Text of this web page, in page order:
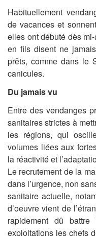
Habituellement
de vacances et
elles ont débuté dès
en fils disent ne
prêts, comme dans le
canicules.
Du jamais vu
Entre des vendanges
sanitaires strictes à
les régions, qui
volumes liées aux
la réactivité et
Le recrutement de la
dans l’urgence, non
sanitaire actuelle,
d’oeuvre vient de
rapidement dû
exploitations les chefs